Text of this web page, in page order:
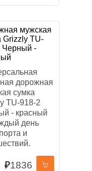
мужская
Grizzly TU-
Черный -
дорожная
сумка
TU-918-2
- красный
день
и
₽1836